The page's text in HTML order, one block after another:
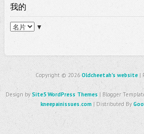
我的
▼
Copyright © 2026Oldcheetah's website|
Design bySite5 WordPress Themes | Blogger
kneepainissues.com | Distributed By